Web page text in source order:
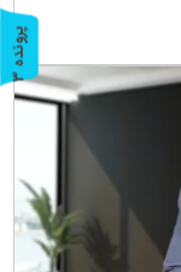
پ
ر
و
ن
د
ه
3